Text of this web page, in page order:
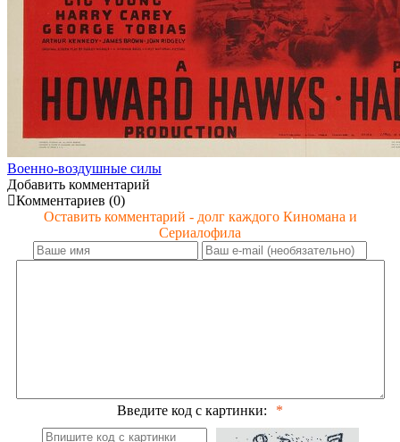
Военно-воздушные силы
Добавить комментарий
Комментариев (0)
Оставить комментарий - долг каждого Киномана и
Сериалофила
Введите код с картинки: